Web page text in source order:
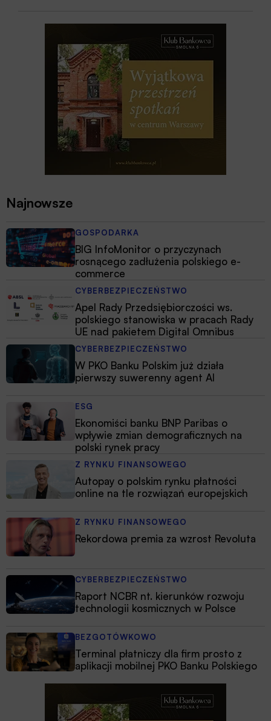
Najnowsze
GOSPODARKA
BIG InfoMonitor o przyczynach
rosnącego zadłużenia polskiego e-
commerce
CYBERBEZPIECZEŃSTWO
Apel Rady Przedsiębiorczości ws.
polskiego stanowiska w pracach Rady
UE nad pakietem Digital Omnibus
CYBERBEZPIECZEŃSTWO
W PKO Banku Polskim już działa
pierwszy suwerenny agent AI
ESG
Ekonomiści banku BNP Paribas o
wpływie zmian demograficznych na
polski rynek pracy
Z RYNKU FINANSOWEGO
Autopay o polskim rynku płatności
online na tle rozwiązań europejskich
Z RYNKU FINANSOWEGO
Rekordowa premia za wzrost Revoluta
CYBERBEZPIECZEŃSTWO
Raport NCBR nt. kierunków rozwoju
technologii kosmicznych w Polsce
BEZGOTÓWKOWO
Terminal płatniczy dla firm prosto z
aplikacji mobilnej PKO Banku Polskiego